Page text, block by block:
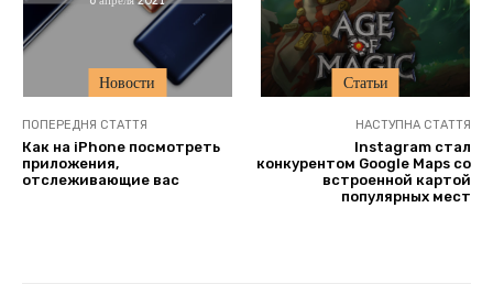
Новости Статьи
ПОПЕРЕДНЯ СТАТТЯ
Как на iPhone посмотреть
приложения,
отслеживающие вас
НАСТУПНА СТАТТЯ
Instagram стал
конкурентом Google Maps со
встроенной картой
популярных мест